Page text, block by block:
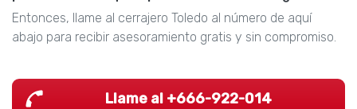
Entonces, llame al cerrajero Toledo al número de aquí
abajo para recibir asesoramiento gratis y sin compromiso.
Llame al +666-922-014